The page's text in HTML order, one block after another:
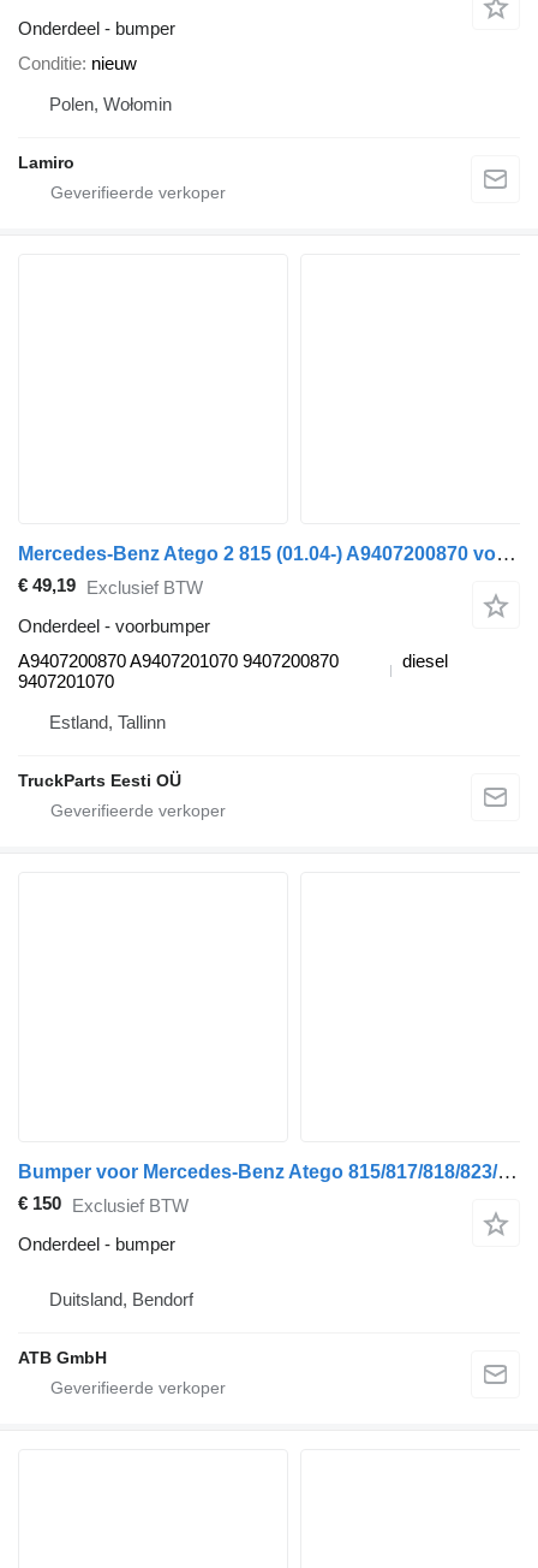
Onderdeel - bumper
Conditie nieuw
Polen, Wołomin
Lamiro
Mercedes-Benz Atego 2 815 (01.04-) A9407200870 voorbumper voor Mercedes-Benz Atego, Atego 2, Atego 3 (1996-) vrachtwagen
€ 49,19 Exclusief BTW
Onderdeel - voorbumper
A9407200870 A9407201070 9407200870
9407201070
diesel
Estland, Tallinn
TruckParts Eesti OÜ
Bumper voor Mercedes-Benz Atego 815/817/818/823/824 vrachtwagen
€ 150 Exclusief BTW
Onderdeel - bumper
Duitsland, Bendorf
ATB GmbH